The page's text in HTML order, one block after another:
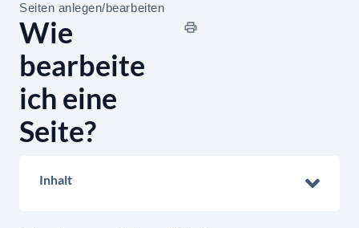
Seiten anlegen/bearbeiten
Wie
bearbeite
ich eine
Seite?
Inhalt